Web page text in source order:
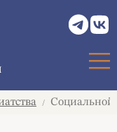
/ Социальной